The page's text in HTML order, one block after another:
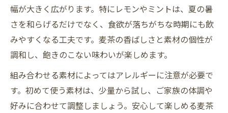
幅が大きく広がります。特にレモンやミントは、夏の暑
さを和らげるだけでなく、食欲が落ちがちな時期にも飲
みやすくなる工夫です。麦茶の香ばしさと素材の個性が
調和し、飽きのこない味わいが楽しめます。
組み合わせる素材によってはアレルギーに注意が必要で
す。初めて使う素材は、少量から試し、ご家族の体調や
好みに合わせて調整しましょう。安心して楽しめる麦茶